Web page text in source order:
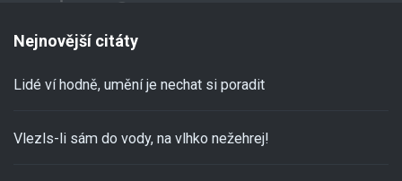
Nejnovější citáty
Lidé ví hodně, umění je nechat si poradit
Vlezls-li sám do vody, na vlhko nežehrej!